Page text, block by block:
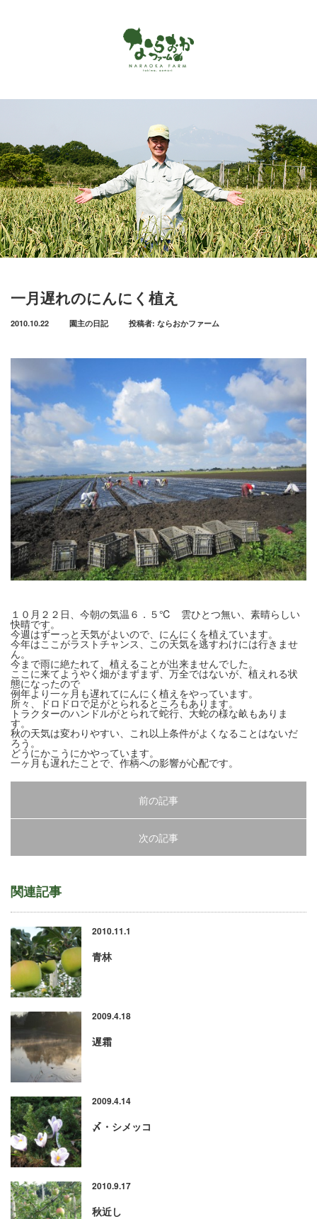
一月遅れのにんにく植え
2010.10.22 園主の日記 投稿者: ならおかファーム
１０月２２日、今朝の気温６．５℃ 雲ひとつ無い、素晴らしい
快晴です。
今週はずーっと天気がよいので、にんにくを植えています。
今年はここがラストチャンス、この天気を逃すわけには行きませ
ん。
今まで雨に絶たれて、植えることが出来ませんでした。
ここに来てようやく畑がまずまず、万全ではないが、植えれる状
態になったので
例年より一ヶ月も遅れてにんにく植えをやっています。
所々、ドロドロで足がとられるところもあります。
トラクターのハンドルがとられて蛇行、大蛇の様な畝もありま
す。
秋の天気は変わりやすい、これ以上条件がよくなることはないだ
ろう。
どうにかこうにかやっています。
一ヶ月も遅れたことで、作柄への影響が心配です。
前の記事
次の記事
関連記事
2010.11.1
青林
2009.4.18
遅霜
2009.4.14
〆・シメッコ
2010.9.17
秋近し
ホーム
ならおかファームで作っているもの
お客様の声
商品カタログ
オンラインショップ
お問い合わせ
アクセス